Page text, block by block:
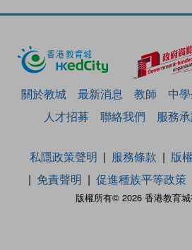
關於教城 最新消息 教師 中
人才招募
聯絡我們 服務
版權所有© 2026 香港教育
私隱政策聲明 服務條款
版
免責聲明
促進種族平等政策